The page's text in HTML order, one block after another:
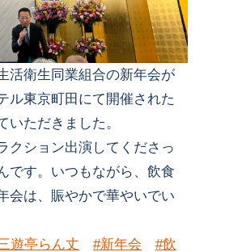
活衛生同業組合の新年会が
ル東京町田にて開催された
いただきました。
クション出演してくださっ
です。いつもながら、飲食
会は、賑やかで華やいでい
遊亭らん丈 #新年会
#飲